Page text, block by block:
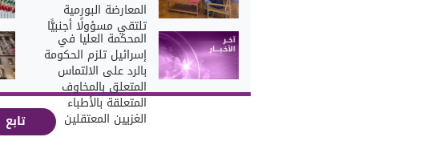
المعارضة البورمية
تلتقي مسؤولًا أجنبيًّا
المحكمة العليا في
إسرائيل تلزم الحكومة
بالرد على الالتماس
المتعلق بالمخاوف
المتعلقة بالأطباء
الغزيين المعتقلين تابع